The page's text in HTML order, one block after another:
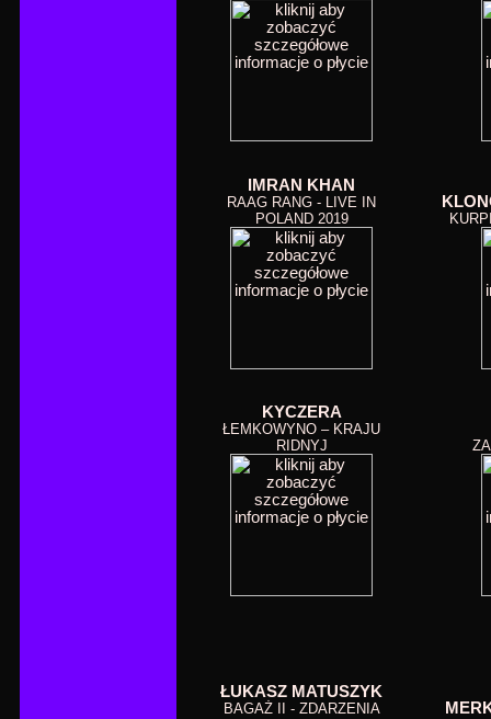
IMRAN KHAN
RAAG RANG - LIVE IN
POLAND 2019
KYCZERA
ŁEMKOWYNO – KRAJU
RIDNYJ
ŁUKASZ MATUSZYK
BAGAŻ II - ZDARZENIA